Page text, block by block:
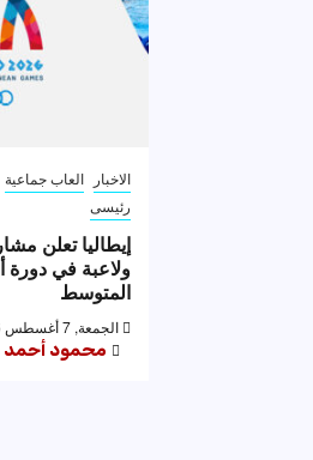
الاخبار العاب جماعية
رئيسى
ولاعبة في دورة
المتوسط
الجمعة, 7 أغسطس 2026, 2:39 م
محمود أحمد